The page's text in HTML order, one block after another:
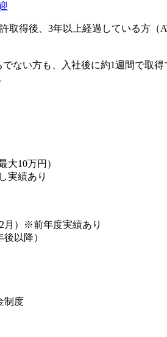
取得後、3年以上経過している方（
ない方も、入社後に約1週間で取
大10万円）
実績あり
月）※前年度実績あり
以降）
制度